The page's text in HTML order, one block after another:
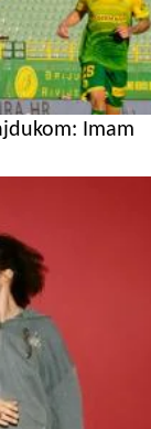
Imam